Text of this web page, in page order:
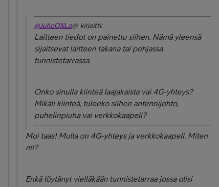
@JuhoOlliLo@ kirjoitti:
Laitteen tiedot on painettu siihen. Nämä yleensä
sijaitsevat laitteen takana tai pohjassa
tunnistetarrassa.
Onko sinulla kiinteä laajakaista vai 4G-yhteys?
Mikäli kiinteä, tuleeko siihen antennijohto,
puhelinpiuha vai verkkokaapeli?
Moi taas! Mulla on 4G-yhteys ja verkkokaapeli. Miten
nii?
Enkä löytänyt vielläkään tunnistetarraa jossa olisi